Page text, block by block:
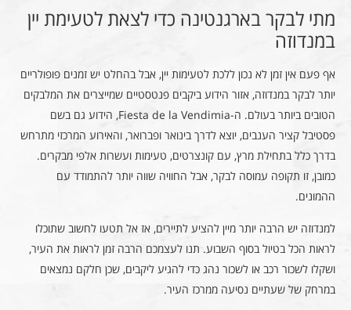
מתי לבקר בארגנטינה כדי לצאת לטעימת יין
במנדוזה
אף פעם אין זמן לא נכון ללכת לטעימות יין, אבל בהחלט יש זמנים פופולריים
יותר לבקר במנדוזה, אזור הידוע ביקבים פנטסטיים שמייצרים את המלבקים
הטובים ביותר בעולם. ה-Fiesta de la Vendimia, הידוע גם בשם
פסטיבל קציר הענבים, יוצא לדרך בינואר ופברואר, והאירוע המרכזי מתרחש
בדרך כלל בתחילת מרץ, עם קונצרטים, טעימות ועשרות אלפי מבקרים.
כמובן, זו תקופה עמוסה לבקר, אבל החוויה שווה יותר להתמודד עם
ההמונים.
למנדוזה יש הרבה יותר מיין להציע לתיירים, אז אל תטעו לחשוב שתוכלו
לראות הכל בטיול בסוף השבוע. תנו לעצמכם הרבה זמן לראות את העיר,
ושקלו לשכור רכב או לשכור נהג כדי להגיע ליקבים, שכן חלקם נמצאים
במרחק של שעתיים נסיעה ממרכז העיר.